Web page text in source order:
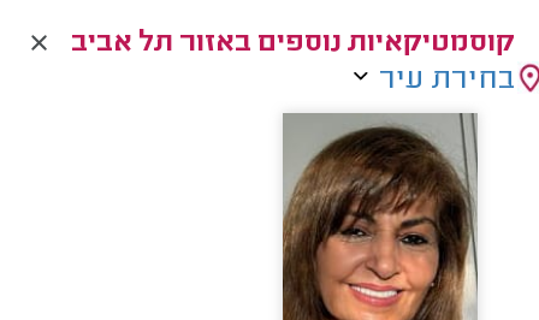
קוסמטיקאיות נוספים באזור תל אביב
בחירת עיר